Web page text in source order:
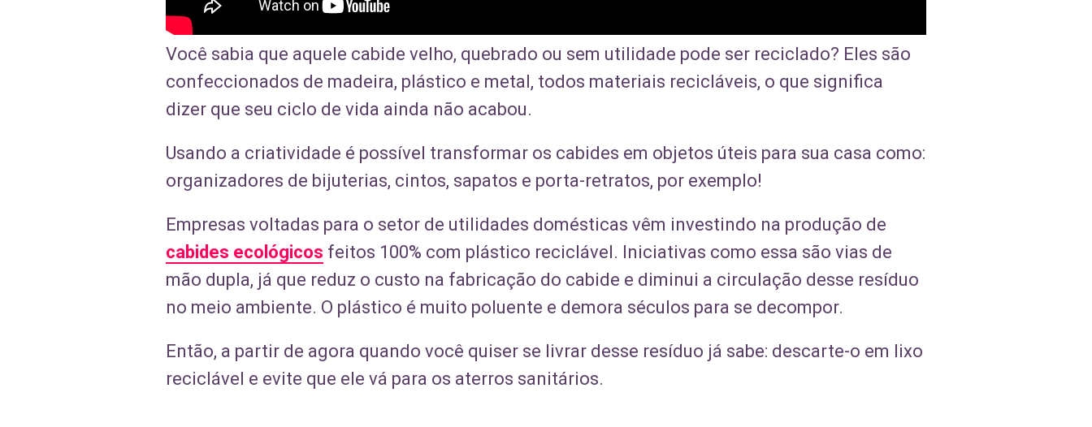
Você sabia que aquele cabide velho, quebrado ou sem utilidade pode ser reciclado? Eles são
confeccionados de madeira, plástico e metal, todos materiais recicláveis, o que significa
dizer que seu ciclo de vida ainda não acabou.
Usando a criatividade é possível transformar os cabides em objetos úteis para sua casa como:
organizadores de bijuterias, cintos, sapatos e porta-retratos, por exemplo!
Empresas voltadas para o setor de utilidades domésticas vêm investindo na produção de
cabides ecológicos feitos 100% com plástico reciclável. Iniciativas como essa são vias de
mão dupla, já que reduz o custo na fabricação do cabide e diminui a circulação desse resíduo
no meio ambiente. O plástico é muito poluente e demora séculos para se decompor.
Então, a partir de agora quando você quiser se livrar desse resíduo já sabe: descarte-o em lixo
reciclável e evite que ele vá para os aterros sanitários.